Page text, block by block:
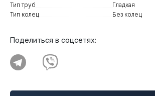
Тип труб
Гладкая
Тип колец
Без колец
Поделиться в соцсетях: